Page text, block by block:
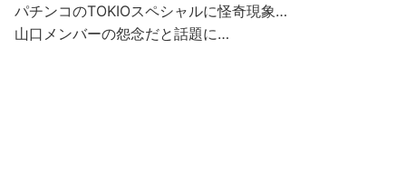
パチンコのTOKIOスペシャルに怪奇現象…
山口メンバーの怨念だと話題に…